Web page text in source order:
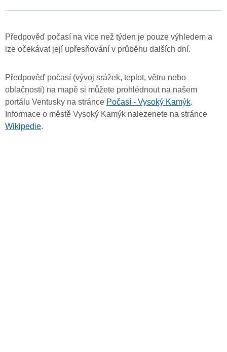
Předpověď počasí na více než týden je pouze výhledem a
lze očekávat její upřesňování v průběhu dalších dní.
Předpověď počasí (vývoj srážek, teplot, větru nebo
oblačnosti) na mapě si můžete prohlédnout na našem
portálu Ventusky na stránce Počasí - Vysoký Kamýk.
Informace o městě Vysoký Kamýk nalezenete na stránce
Wikipedie.